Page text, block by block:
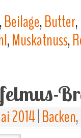
,Beilage,Butter,
,Muskatnuss,
2014 Backen,